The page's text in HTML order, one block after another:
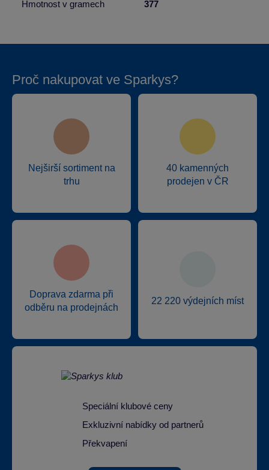
Hmotnost v gramech 377
Proč nakupovat ve Sparkys?
Nejširší sortiment na
trhu
40 kamenných
prodejen v ČR
Doprava zdarma při
odběru na prodejnách
22 220 výdejních míst
Speciální klubové ceny
Exkluzivní nabídky od partnerů
Překvapení